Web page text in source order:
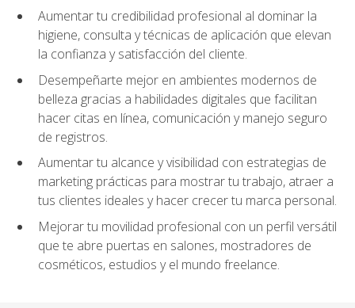
Aumentar tu credibilidad profesional al dominar la
higiene, consulta y técnicas de aplicación que elevan
la confianza y satisfacción del cliente.
Desempeñarte mejor en ambientes modernos de
belleza gracias a habilidades digitales que facilitan
hacer citas en línea, comunicación y manejo seguro
de registros.
Aumentar tu alcance y visibilidad con estrategias de
marketing prácticas para mostrar tu trabajo, atraer a
tus clientes ideales y hacer crecer tu marca personal.
Mejorar tu movilidad profesional con un perfil versátil
que te abre puertas en salones, mostradores de
cosméticos, estudios y el mundo freelance.